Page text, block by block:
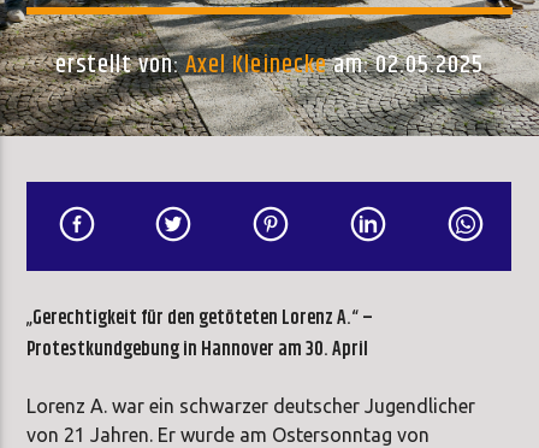
erstellt von:Axel Kleineckeam: 02.05.2025
„Gerechtigkeit für den getöteten Lorenz A.“ –
Protestkundgebung in Hannover am 30. April
Lorenz A. war ein schwarzer deutscher Jugendlicher
von 21 Jahren. Er wurde am Ostersonntag von